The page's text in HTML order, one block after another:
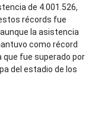
de 4.001.526,
récords fue
la asistencia
como récord
que fue superado por
del estadio de los